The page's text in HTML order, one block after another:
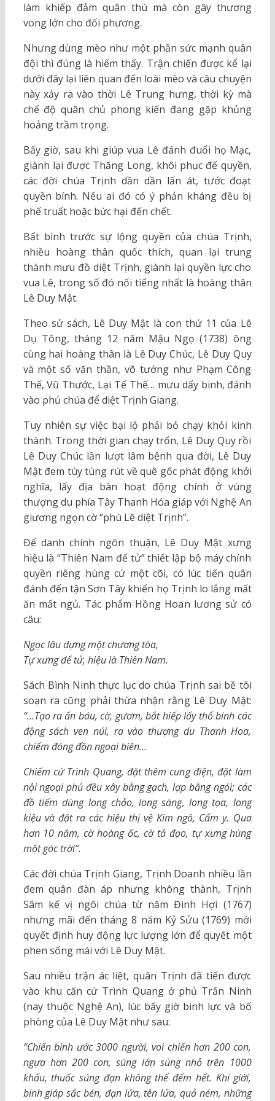
làm khiếp đảm quân thù mà còn gây thương
vong lớn cho đối phương.
Nhưng dùng mèo như một phần sức mạnh quân
đội thì đúng là hiếm thấy. Trận chiến được kể lại
dưới đây lại liên quan đến loài mèo và câu chuyện
này xảy ra vào thời Lê Trung hưng, thời kỳ mà
chế độ quân chủ phong kiến đang gặp khủng
hoảng trầm trọng.
Bấy giờ, sau khi giúp vua Lê đánh đuổi họ Mạc,
giành lại được Thăng Long, khôi phục đế quyền,
các đời chúa Trịnh dần dần lấn át, tước đoạt
quyền bính. Nếu ai đó có ý phản kháng đều bị
phế truất hoặc bức hại đến chết.
Bất bình trước sự lộng quyền của chúa Trịnh,
nhiều hoàng thân quốc thích, quan lại trung
thành mưu đồ diệt Trịnh, giành lại quyền lực cho
vua Lê, trong số đó nổi tiếng nhất là hoàng thân
Lê Duy Mật.
Theo sử sách, Lê Duy Mật là con thứ 11 của Lê
Dụ Tông, tháng 12 năm Mậu Ngọ (1738) ông
cùng hai hoàng thân là Lê Duy Chúc, Lê Duy Quy
và một số văn thần, võ tướng như Phạm Công
Thế, Vũ Thước, Lại Tế Thế… mưu dấy binh, đánh
vào phủ chúa để diệt Trịnh Giang.
Tuy nhiên sự việc bại lộ phải bỏ chạy khỏi kinh
thành. Trong thời gian chạy trốn, Lê Duy Quy rồi
Lê Duy Chúc lần lượt lâm bệnh qua đời, Lê Duy
Mật đem tùy tùng rút về quê gốc phát động khởi
nghĩa, lấy địa bàn hoạt động chính ở vùng
thượng du phía Tây Thanh Hóa giáp với Nghệ An
giương ngọn cờ “phù Lê diệt Trịnh”.
Để danh chính ngôn thuận, Lê Duy Mật xưng
hiệu là “Thiên Nam đế tử” thiết lập bộ máy chính
quyền riêng hùng cứ một cõi, có lúc tiến quân
đánh đến tận Sơn Tây khiến họ Trịnh lo lắng mất
ăn mất ngủ. Tác phẩm Hồng Hoan lương sử có
câu:
Ngọc lâu dựng một chương tòa,
Tự xưng đế tử, hiệu là Thiên Nam.
Sách Bình Ninh thực lục do chúa Trịnh sai bề tôi
soạn ra cũng phải thừa nhận rằng Lê Duy Mật:
“…Tạo ra ấn báu, cờ, gươm, bắt hiếp lấy thổ binh các
động sách ven núi, ra vào thượng du Thanh Hoa,
chiếm đóng đồn ngoại biên…
Chiếm cứ Trình Quang, đặt thêm cung điện, đặt làm
nội ngoại phủ đều xây bằng gạch, lợp bằng ngói; các
đồ tiếm dùng long chảo, long sàng, long tọa, long
kiệu và đặt ra các hiệu thị vệ Kim ngô, Cẩm y. Qua
hơn 10 năm, cờ hoàng ốc, cờ tả đạo, tự xưng hùng
một góc trời”.
Các đời chúa Trịnh Giang, Trịnh Doanh nhiều lần
đem quân đàn áp nhưng không thành, Trịnh
Sâm kế vị ngôi chúa từ năm Đinh Hợi (1767)
nhưng mãi đến tháng 8 năm Kỷ Sửu (1769) mới
quyết định huy động lực lượng lớn để quyết một
phen sống mái với Lê Duy Mật.
Sau nhiều trận ác liệt, quân Trịnh đã tiến được
vào khu căn cứ Trình Quang ở phủ Trấn Ninh
(nay thuộc Nghệ An), lúc bấy giờ binh lực và bố
phòng của Lê Duy Mật như sau:
“Chiến binh ước 3000 người, voi chiến hơn 200 con,
ngựa hơn 200 con, súng lớn súng nhỏ trên 1000
khẩu, thuốc súng đạn không thể đếm hết. Khí giới,
binh giáp sắc bén, đạn lửa, tên lửa, quả ném, những